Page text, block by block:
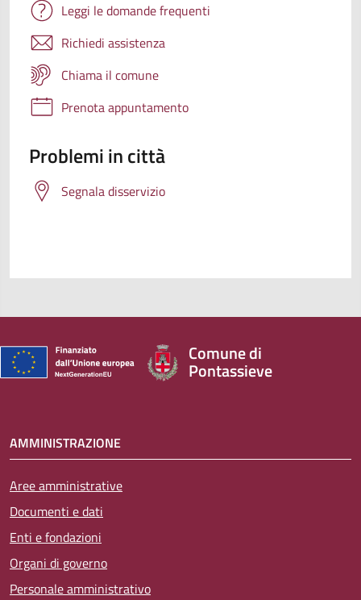
Leggi le domande frequenti
Richiedi assistenza
Chiama il comune
Prenota appuntamento
Problemi in città
Segnala disservizio
Comune di
Pontassieve
AMMINISTRAZIONE
Aree amministrative
Documenti e dati
Enti e fondazioni
Organi di governo
Personale amministrativo